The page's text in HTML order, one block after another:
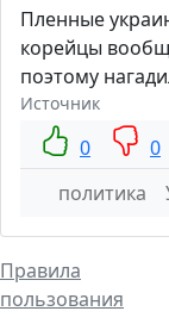
Пленные
корейцы
поэтому
Источник
0 0
политика
Правила
пользования